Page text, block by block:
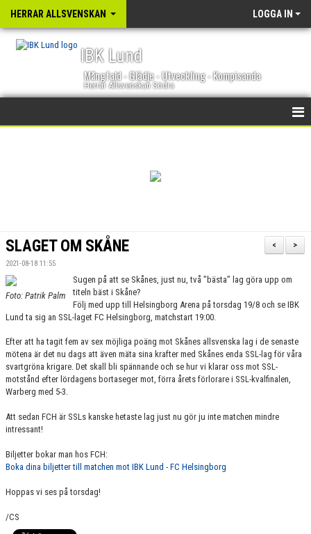
HERRAR ALLSVENSKAN LOGGA IN
IBK Lund
Mångfald - Glädje - Utveckling - Kompisanda
Herrar Allsvenskan Södra
GÄSTBOK
BILDGALLERI
KONTAKT
MATCHER
HERRAR ALLSVENSKAN 25/26
>
<
SLAGET OM SKÅNE
2021-08-18 11:55
Foto: Patrik Palm
Sugen på att se Skånes, just nu, två ’’bästa’’ lag göra upp om
titeln bäst i Skåne?
Följ med upp till Helsingborg Arena på torsdag 19/8 och se IBK
Lund ta sig an SSL-laget FC Helsingborg, matchstart 19:00.
Efter att ha tagit fem av sex möjliga poäng mot Skånes allsvenska lag i de senaste
mötena är det nu dags att även mäta sina krafter med Skånes enda SSL-lag för våra
svartgröna krigare. Det skall bli spännande och se hur vi klarar oss mot SSL-
motstånd efter lördagens bortaseger mot, förra årets förlorare i SSL-kvalfinalen,
Warberg med 5-3.
Att sedan FCH är SSLs kanske hetaste lag just nu gör ju inte matchen mindre
intressant!
Biljetter bokar man hos FCH:
Boka dina biljetter till matchen mot IBK Lund - FC Helsingborg
Hoppas vi ses på torsdag!
/CS